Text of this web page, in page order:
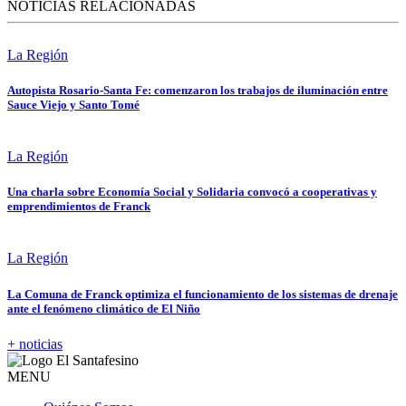
NOTICIAS RELACIONADAS
La Región
Autopista Rosario-Santa Fe: comenzaron los trabajos de iluminación entre
Sauce Viejo y Santo Tomé
La Región
Una charla sobre Economía Social y Solidaria convocó a cooperativas y
emprendimientos de Franck
La Región
La Comuna de Franck optimiza el funcionamiento de los sistemas de drenaje
ante el fenómeno climático de El Niño
+ noticias
MENU